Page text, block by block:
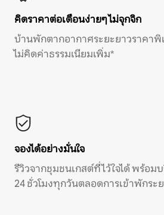
คิดราคาต่อเดือนง่ายๆ ไม่จุกจิก
บ้านพักตากอากาศระยะยาวราคาพิ
ไม่คิดค่าธรรมเนียมเพิ่ม*
จองได้อย่างมั่นใจ
รีวิวจากชุมชนเกสต์ที่ไว้ใจได้ พร้อ
24 ชั่วโมงทุกวันตลอดการเข้าพักระ